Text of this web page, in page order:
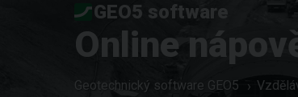
GEO5 software
Online
Geotechnický software GEO5